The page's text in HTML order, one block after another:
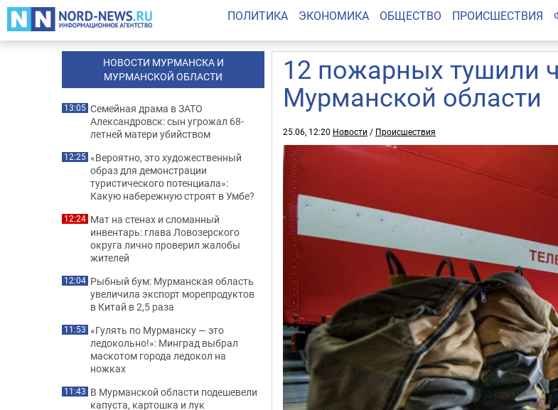
ПОЛИТИКА ЭКОНОМИКА ОБЩЕСТВО ПРОИСШЕСТВИЯ
12 пожарных тушили
Мурманской области
25.06, 12:20 Новости / Происшествия
НОВОСТИ МУРМАНСКА И
МУРМАНСКОЙ ОБЛАСТИ
13:05 Семейная драма в ЗАТО
Александровск: сын угрожал 68-
летней матери убийством
12:25 «Вероятно, это художественный
образ для демонстрации
туристического потенциала»:
Какую набережную строят в Умбе?
12:24 Мат на стенах и сломанный
инвентарь: глава Ловозерского
округа лично проверил жалобы
жителей
12:04 Рыбный бум: Мурманская область
увеличила экспорт морепродуктов
в Китай в 2,5 раза
11:53 «Гулять по Мурманску — это
ледокольно!»: Минград выбрал
маскотом города ледокол на
ножках
11:43 В Мурманской области подешевели
капуста, картошка и лук